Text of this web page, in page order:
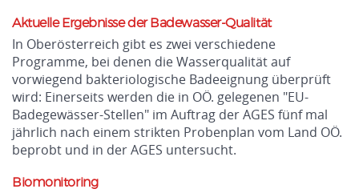
Aktuelle Ergebnisse der Badewasser-Qualität
In Oberösterreich gibt es zwei verschiedene
Programme, bei denen die Wasserqualität auf
vorwiegend bakteriologische Badeeignung überprüft
wird: Einerseits werden die in OÖ. gelegenen "EU-
Badegewässer-Stellen" im Auftrag der AGES fünf mal
jährlich nach einem strikten Probenplan vom Land OÖ.
beprobt und in der AGES untersucht.
Biomonitoring